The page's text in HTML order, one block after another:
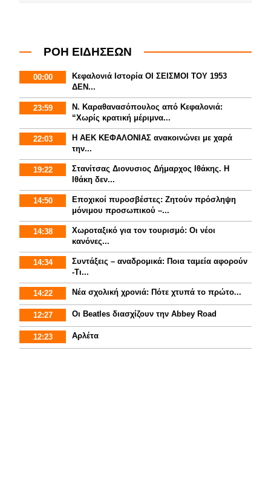
ΡΟΗ ΕΙΔΗΣΕΩΝ
00:00
Κεφαλονιά Ιστορία ΟΙ ΣΕΙΣΜΟΙ ΤΟΥ 1953
ΔΕΝ...
23:59
Ν. Καραθανασόπουλος από Κεφαλονιά:
“Χωρίς κρατική μέριμνα...
22:03
Η ΑΕΚ ΚΕΦΑΛΟΝΙΑΣ ανακοινώνει με χαρά
την...
19:22
Στανίτσας Διονυσιος Δήμαρχος Ιθάκης. Η
Ιθάκη δεν...
14:50
Εποχικοί πυροσβέστες: Ζητούν πρόσληψη
μόνιμου προσωπικού –...
14:38
Χωροταξικό για τον τουρισμό: Οι νέοι
κανόνες...
14:34
Συντάξεις – αναδρομικά: Ποια ταμεία αφορούν
-Τι...
14:22 Νέα σχολική χρονιά: Πότε χτυπά το πρώτο...
12:27 Οι Beatles διασχίζουν την Abbey Road
12:23 Αρλέτα